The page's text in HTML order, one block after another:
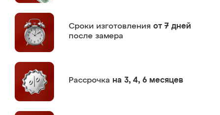
Сроки изготовления от 7 дней
после замера
Рассрочка на 3, 4, 6 месяцев